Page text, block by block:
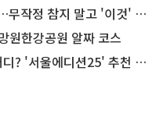
참지 말고 '이것' 해보세요!
원한강공원 알짜 코스
'서울에디션25' 추천 코스